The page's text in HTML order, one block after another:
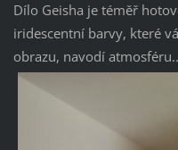
Dílo Geisha je téměř
iridescentní barvy, které
obrazu, navodí